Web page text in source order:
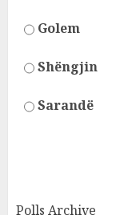
Golem
Shëngjin
Sarandë
Polls Archive